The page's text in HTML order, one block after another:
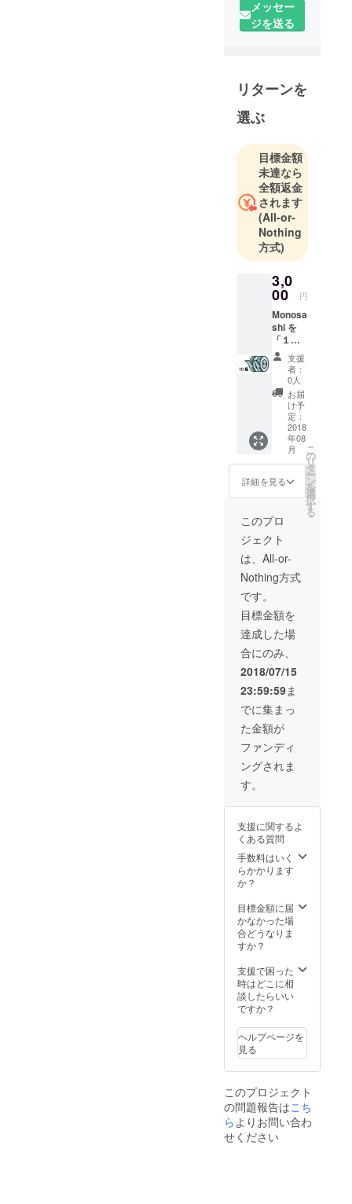
合うのは得
があったら
教えてくだ
さい
メッセー
ジを送る
リターンを
選ぶ
目標金額
未達なら
全額返金
されます
(All-or-
Nothing
方式)
3,0
00 円
Monosa
shi を
「１０
個」お
送りし
ます
支援
者：
0人
お届
け予
定：
2018
年08
月
詳細を見る
こ
の
リ
タ
ー
ン
を
選
択
す
る
このプロ
ジェクト
は、All-or-
Nothing方式
です。
目標金額を
達成した場
合にのみ、
2018/07/15
23:59:59ま
でに集まっ
た金額が
ファンディ
ングされま
す。
支援に関するよ
くある質問
手数料はいく
らかかります
か？
目標金額に届
かなかった場
合どうなりま
すか？
支援で困った
時はどこに相
談したらいい
ですか？
ヘルプページを
見る
このプロジェクト
の問題報告はこち
らよりお問い合わ
せください